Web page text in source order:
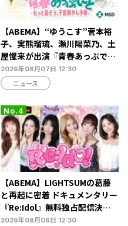
【ABEMA】“ゆうこす”菅本裕
子、実熊瑠琉、瀬川陽菜乃、土
屋惺来が出演『青春あっぷで～
と -もっと話そう、子宮頸がん
予防-』放送決定…恋愛・人間
関係からカラダの悩みまで本音
トーク
2026年08月07日 12:30
ニュース
【ABEMA】LIGHTSUMの葛藤
と再起に密着 ドキュメンタリー
『Re:Idol』無料独占配信決
定…デビュー6年目の壁と2年間
2026年08月06日 12:30